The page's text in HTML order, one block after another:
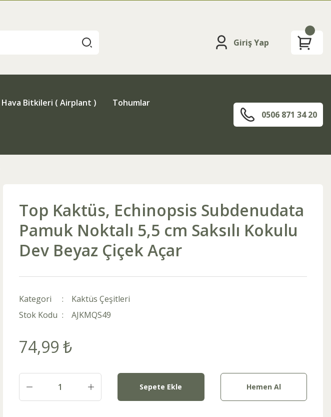
Giriş Yap
Hava Bitkileri ( Airplant ) Tohumlar
0506 871 34 20
Top Kaktüs, Echinopsis Subdenudata
Pamuk Noktalı 5,5 cm Saksılı Kokulu
Dev Beyaz Çiçek Açar
Kategori
Kaktüs Çeşitleri
Stok Kodu
AJKMQS49
74,99 ₺
Sepete Ekle Hemen Al